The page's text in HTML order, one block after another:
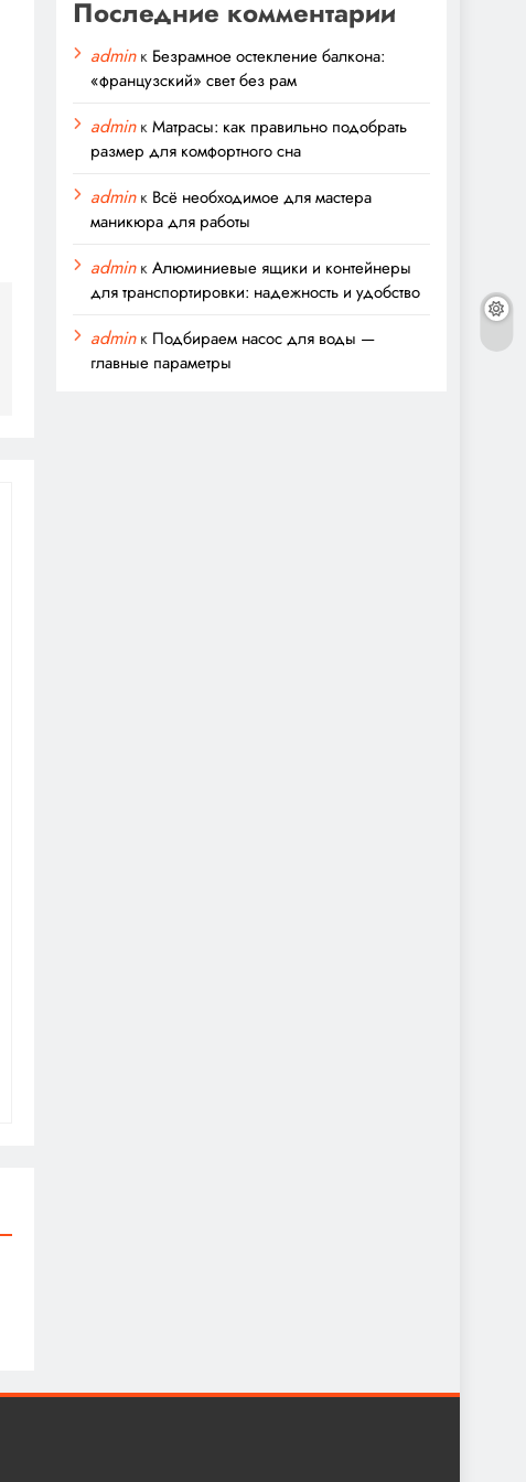
Последние комментарии
adminк Безрамное остекление балкона:
«французский» свет без рам
adminкМатрасы: как правильно подобрать
размер для комфортного сна
adminк Всё необходимое для мастера
маникюра для работы
adminкАлюминиевые ящики и контейнеры
для транспортировки: надежность и удобство
adminк Подбираем насос для воды —
главные параметры